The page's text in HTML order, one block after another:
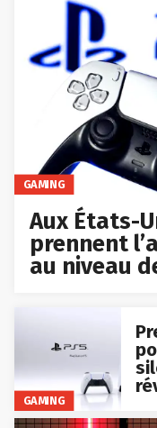
GAMING
Aux États-
prennent
au niveau
GAMING